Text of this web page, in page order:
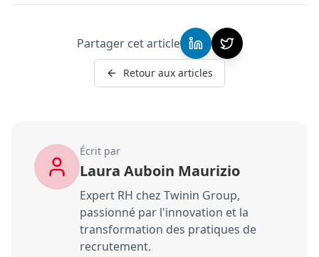
Partager cet article
Retour aux articles
Écrit par
Laura Auboin Maurizio
Expert RH chez Twinin Group,
passionné par l'innovation et la
transformation des pratiques de
recrutement.